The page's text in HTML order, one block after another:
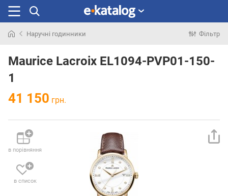
раніше
Наручні годинники Фільтр
Maurice Lacroix EL1094-PVP01-150-
1
41 150 грн.
в порівняння
в список